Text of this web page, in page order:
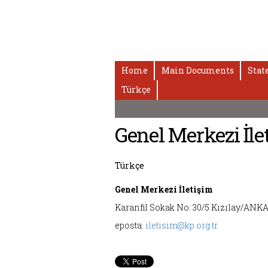
Home Main Documents
Türkçe
Genel Merkezi
Türkçe
Genel Merkezi İletişim
Karanfil Sokak No: 30/5 Kızılay/
eposta: iletisim@kp.org.tr